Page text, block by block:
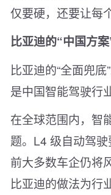
仅要硬，还要让每
比亚迪的“中国方
比亚迪的“全面兜
是中国智能驾驶行
在全球范围内，智
题。L4 级自动驾
前大多数车企仍将
比亚迪的做法为行